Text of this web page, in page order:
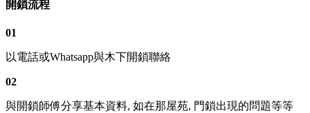
開鎖流程
01
以電話或Whatsapp與木下開鎖聯絡
02
與開鎖師傅分享基本資料, 如在那屋苑, 門鎖出現的問題等等